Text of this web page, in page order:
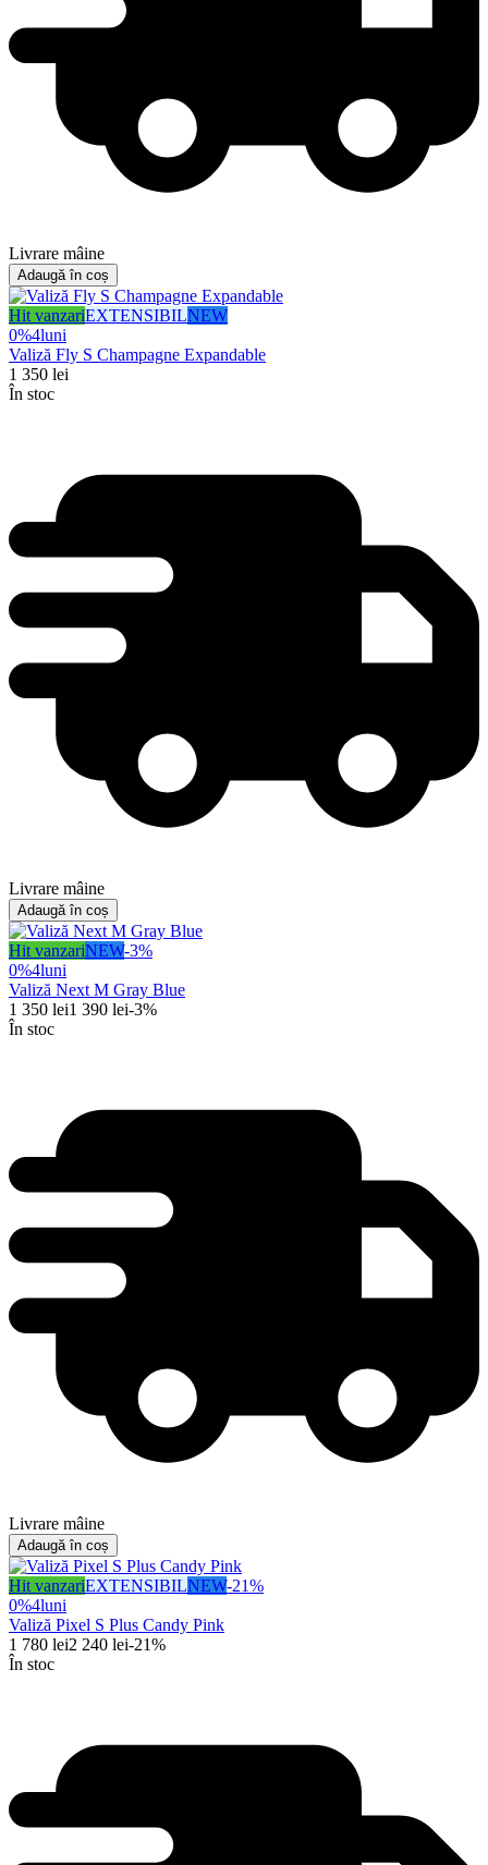
Livrare mâine
Adaugă în coș
Hit vanzariEXTENSIBILNEW
0%4luni
Valiză Fly S Champagne Expandable
1 350 lei
În stoc
Livrare mâine
Adaugă în coș
Hit vanzariNEW-3%
0%4luni
Valiză Next M Gray Blue
1 350 lei1 390 lei-3%
În stoc
Livrare mâine
Adaugă în coș
Hit vanzariEXTENSIBILNEW-21%
0%4luni
Valiză Pixel S Plus Candy Pink
1 780 lei2 240 lei-21%
În stoc